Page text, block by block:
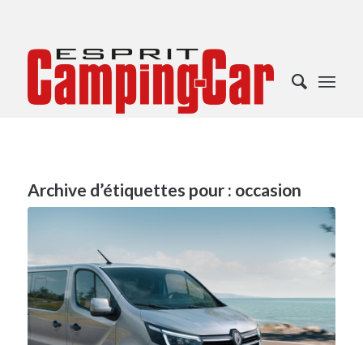
Archive d’étiquettes pour : occasion